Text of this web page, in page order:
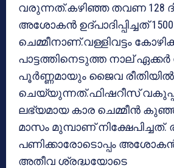
വരുന്നത്.കഴിഞ്ഞ തവണ 128
അശോകന്‍ ഉദ്പാദിപ്പിച്ചത്
ചെമ്മീനാണ്.വള്ളിവട്ടം
പാട്ടത്തിനെടുത്ത നാല്
പൂര്‍ണ്ണമായും ജൈവ
ചെയ്യുന്നത്.ഫിഷറീസ്
ലഭ്യമായ കാര ചെമ്മീന്‍
മാസം മുമ്പാണ് നിക്ഷേപിച്ചത്.
പണിക്കാരോടൊപ്പം
അതീവ ശ്രദ്ധയോടെ